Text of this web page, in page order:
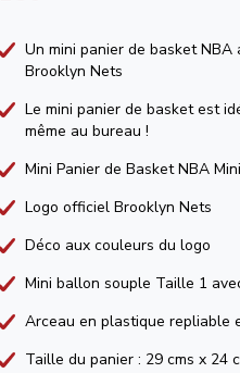
Un mini panier de basket
Brooklyn Nets
Le mini panier de basket est
même au bureau !
Mini Panier de Basket NBA
Logo officiel Brooklyn Nets
Déco aux couleurs du logo
Mini ballon souple Taille 1
Arceau en plastique repliable
Taille du panier : 29 cms x 24